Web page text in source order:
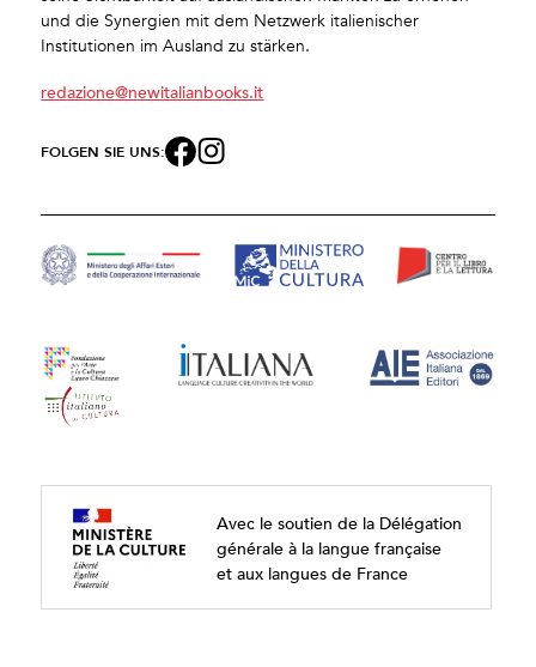
und die Synergien mit dem Netzwerk italienischer
Institutionen im Ausland zu stärken.
redazione@newitalianbooks.it
FOLGEN SIE UNS:
Avec le soutien de la Délégation
générale à la langue française
et aux langues de France